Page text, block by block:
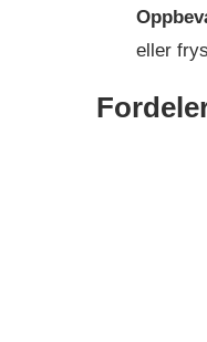
eller